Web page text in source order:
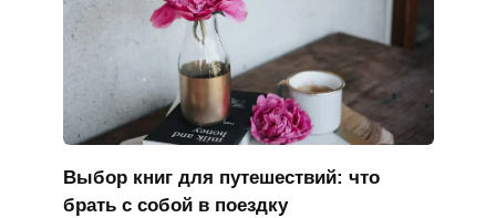
Выбор книг для путешествий: что
брать с собой в поездку